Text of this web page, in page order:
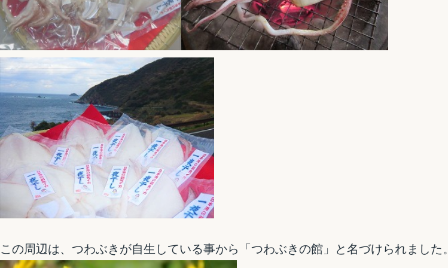
この周辺は、つわぶきが自生している事から「つわぶきの館」と名づけられました。